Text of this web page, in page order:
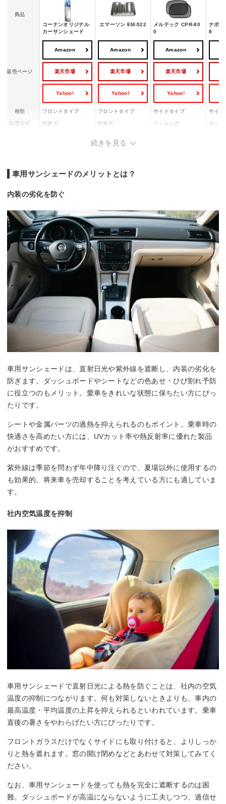
商品
コーナンオリジナル
カーサンシェード
エマーソン EM-522
メルテック CPR-80
0
ナポレ
8
販売ページ
Amazon
楽天市場
Yahoo!
Amazon
楽天市場
Yahoo!
Amazon
楽天市場
Yahoo!
種類 フロントタイプ フロントタイプ サイドタイプ サイド
設置方式 蛇腹式 蛇腹式 フィルム式 ポップ
700×1300mm
続きを見る
車用サンシェードのメリットとは？
内装の劣化を防ぐ
車用サンシェードは、直射日光や紫外線を遮断し、内装の劣化を
防ぎます。ダッシュボードやシートなどの色あせ・ひび割れ予防
に役立つのもメリット。愛車をきれいな状態に保ちたい方にぴっ
たりです。
シートや金属パーツの過熱を抑えられるのもポイント。乗車時の
快適さを高めたい方には、UVカット率や熱反射率に優れた製品
がおすすめです。
紫外線は季節を問わず年中降り注ぐので、夏場以外に使用するの
も効果的。将来車を売却することを考えている方にも適していま
す。
社内空気温度を抑制
車用サンシェードで直射日光による熱を防ぐことは、社内の空気
温度の抑制につながります。何も対策しないときよりも、車内の
最高温度・平均温度の上昇を抑えられるといわれています。乗車
直後の暑さをやわらげたい方にぴったりです。
フロントガラスだけでなくサイドにも取り付けると、よりしっか
りと熱を遮れます。窓の開け閉めなどとあわせて対策してみてく
ださい。
なお、車用サンシェードを使っても熱を完全に遮断するのは困
難。ダッシュボードが高温にならないように工夫しつつ、過信せ